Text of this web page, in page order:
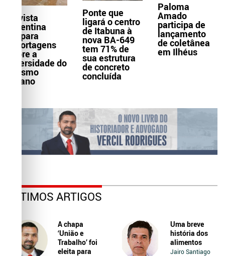
Revista
argentina
prepara
reportagens
sobre a
diversidade do
turismo
baiano
Ponte que
ligará o centro
de Itabuna à
nova BA-649
tem 71% de
sua estrutura
de concreto
concluída
Paloma
Amado
participa de
lançamento
de coletânea
em Ilhéus
ÚLTIMOS ARTIGOS
A chapa
‘União e
Trabalho’ foi
eleita para
Uma breve
história dos
alimentos
Jairo Santiago